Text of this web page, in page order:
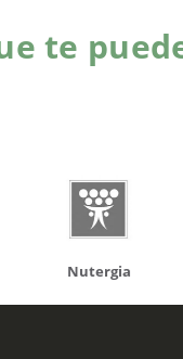
te
100% Natural